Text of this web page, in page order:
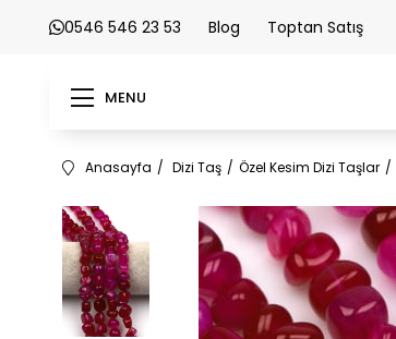
0546 546 23 53 Blog Toptan Satış
MENU
Anasayfa Dizi Taş Özel Kesim Dizi Taşlar